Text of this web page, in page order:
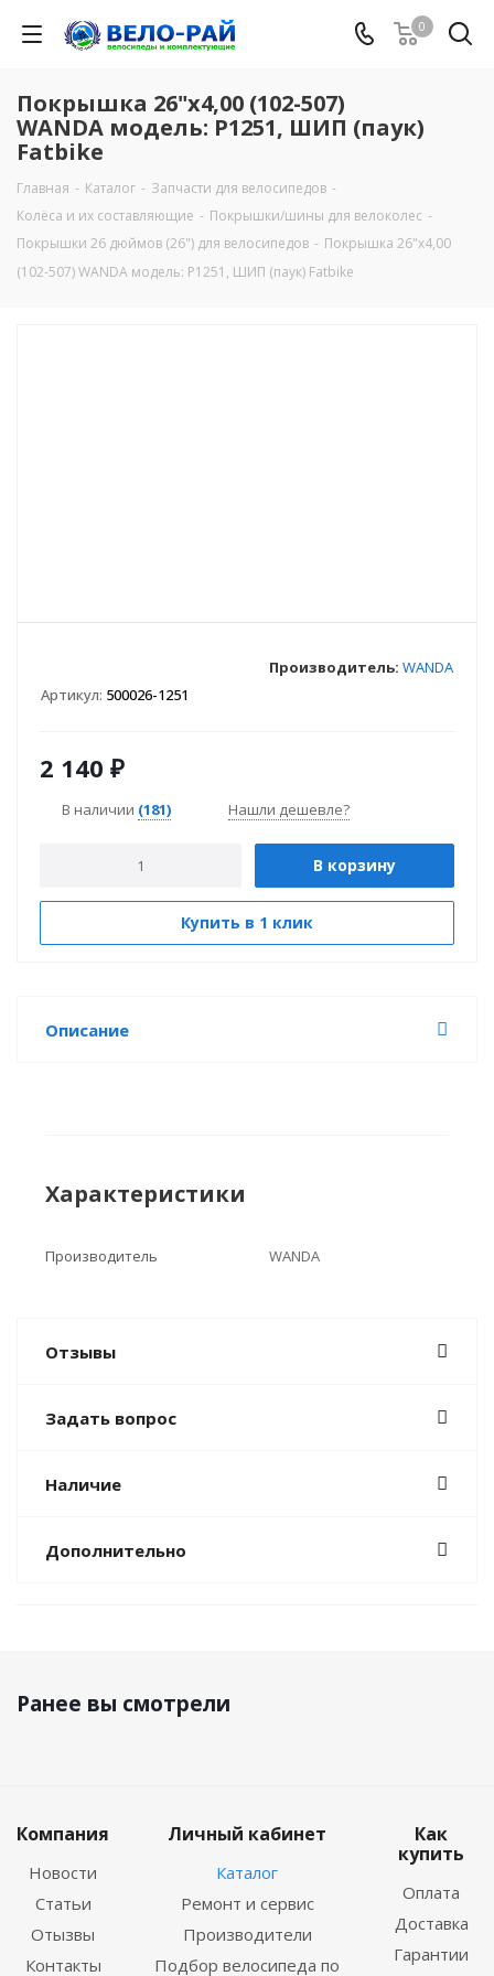
0
Покрышка 26"х4,00 (102-507)
WANDA модель: P1251, ШИП (паук)
Fatbike
Главная - Каталог - Запчасти для велосипедов -
Колёса и их составляющие - Покрышки/шины для велоколес -
Покрышки 26 дюймов (26") для велосипедов - Покрышка 26"х4,00
(102-507) WANDA модель: P1251, ШИП (паук) Fatbike
Артикул: 500026-1251
Производитель: WANDA
2 140 ₽
В наличии (181) Нашли дешевле?
В корзину
Купить в 1 клик
Описание
Характеристики
Производитель WANDA
Отзывы
Задать вопрос
Наличие
Дополнительно
Ранее вы смотрели
Компания
Новости
Статьи
Отызвы
Контакты
Личный кабинет
Каталог
Ремонт и сервис
Производители
Подбор велосипеда по
Как
купить
Оплата
Доставка
Гарантии